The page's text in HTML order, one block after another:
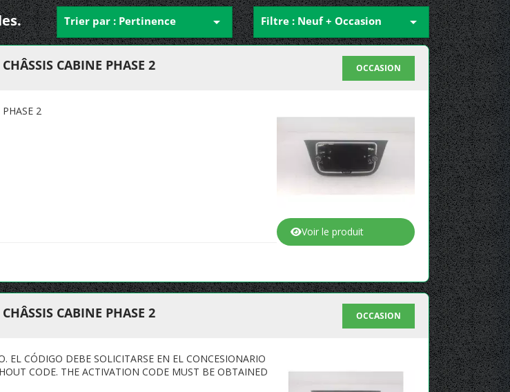
Trier par : Pertinence  Filtre : Neuf + Occasion 
CABINE PHASE 2 OCCASION
2
Voir le produit
CABINE PHASE 2 OCCASION
EL CÓDIGO DEBE SOLICITARSE EN EL CONCESIONARIO
CODE. THE ACTIVATION CODE MUST BE OBTAINED